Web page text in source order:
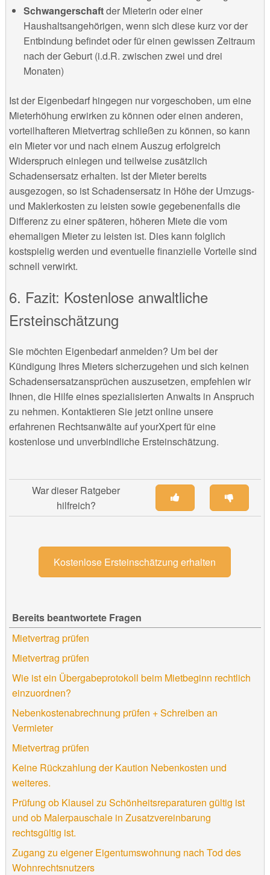
Schwangerschaftder Mieterin oder einer
Haushaltsangehörigen, wenn sich diese kurz vor der
Entbindung befindet oder für einen gewissen Zeitraum
nach der Geburt (i.d.R. zwischen zwei und drei
Monaten)
Ist der Eigenbedarf hingegen nur vorgeschoben, um eine
Mieterhöhung erwirken zu können oder einen anderen,
vorteilhafteren Mietvertrag schließen zu können, so kann
ein Mieter vor und nach einem Auszug erfolgreich
Widerspruch einlegen und teilweise zusätzlich
Schadensersatz erhalten. Ist der Mieter bereits
ausgezogen, so ist Schadensersatz in Höhe der Umzugs-
und Maklerkosten zu leisten sowie gegebenenfalls die
Differenz zu einer späteren, höheren Miete die vom
ehemaligen Mieter zu leisten ist. Dies kann folglich
kostspielig werden und eventuelle finanzielle Vorteile sind
schnell verwirkt.
6. Fazit: Kostenlose anwaltliche
Ersteinschätzung
Sie möchten Eigenbedarf anmelden? Um bei der
Kündigung Ihres Mieters sicherzugehen und sich keinen
Schadensersatzansprüchen auszusetzen, empfehlen wir
Ihnen, die Hilfe eines spezialisierten Anwalts in Anspruch
zu nehmen. Kontaktieren Sie jetzt online unsere
erfahrenen Rechtsanwälte auf yourXpert für eine
kostenlose und unverbindliche Ersteinschätzung.
War dieser Ratgeber
hilfreich?
Kostenlose Ersteinschätzung erhalten
Bereits beantwortete Fragen
Mietvertrag prüfen
Mietvertrag prüfen
Wie ist ein Übergabeprotokoll beim Mietbeginn rechtlich
einzuordnen?
Nebenkostenabrechnung prüfen + Schreiben an
Vermieter
Mietvertrag prüfen
Keine Rückzahlung der Kaution Nebenkosten und
weiteres.
Prüfung ob Klausel zu Schönheitsreparaturen gültig ist
und ob Malerpauschale in Zusatzvereinbarung
rechtsgültig ist.
Zugang zu eigener Eigentumswohnung nach Tod des
Wohnrechtsnutzers